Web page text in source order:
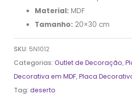
Material: MDF
Tamanho: 20×30 cm
SKU: 5N1012
Categorias:Outlet de Decoração,
Decorativa em MDF,Placa
Tag:deserto